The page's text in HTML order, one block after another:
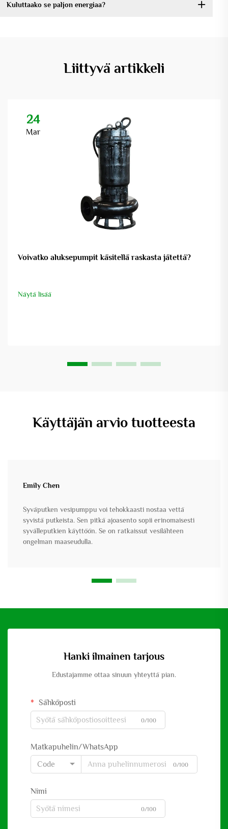
Kuluttaako se paljon energiaa?
Liittyvä artikkeli
24
Mar
Voivatko aluksepumpit käsitellä raskasta jätettä?
Näytä lisää
Käyttäjän arvio tuotteesta
Emily Chen
Syväputken vesipumppu voi tehokkaasti nostaa vettä
syvistä putkeista. Sen pitkä ajoasento sopii erinomaisesti
syvälleputkien käyttöön. Se on ratkaissut vesilähteen
ongelman maaseudulla.
Hanki ilmainen tarjous
Edustajamme ottaa sinuun yhteyttä pian.
Sähköposti
0/100
Matkapuhelin/WhatsApp
Code
0/100
Nimi
0/100